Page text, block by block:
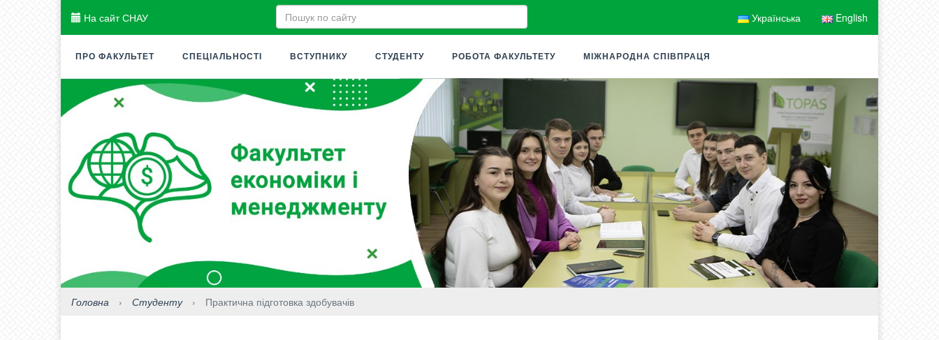
На сайт СНАУ Українська English
ПРО ФАКУЛЬТЕТ СПЕЦІАЛЬНОСТІ ВСТУПНИКУ СТУДЕНТУ РОБОТА ФАКУЛЬТЕТУ МІЖНАРОДНА СПІВПРАЦЯ
Головна › Студенту › Практична підготовка здобувачів